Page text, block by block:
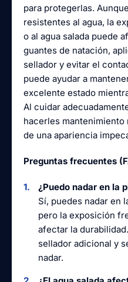
para protegerlas.
resistentes al agua, la
o al agua salada puede
guantes de natación,
sellador y evitar el
puede ayudar a
excelente estado
Al cuidar
hacerles
de una apariencia
Preguntas frecuentes
¿Puedo nadar en la
Sí, puedes nadar en
pero la exposición
afectar la
sellador adicional y
nadar.